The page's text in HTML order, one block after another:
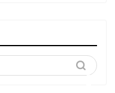
YORIの晴れ
ばれラジオ～